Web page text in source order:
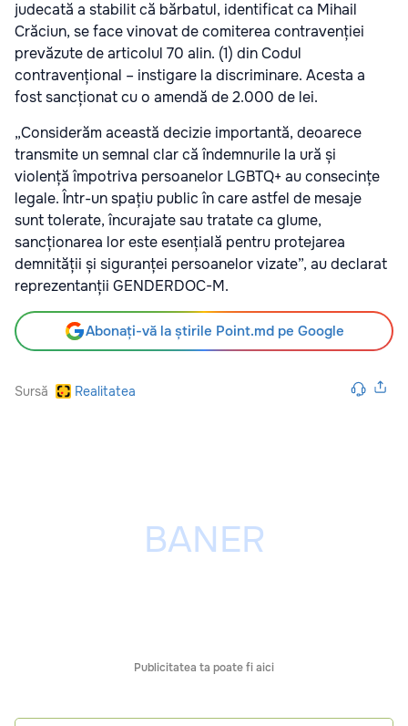
judecată a stabilit că bărbatul, identificat ca Mihail
Crăciun, se face vinovat de comiterea contravenției
prevăzute de articolul 70 alin. (1) din Codul
contravențional – instigare la discriminare. Acesta a
fost sancționat cu o amendă de 2.000 de lei.
„Considerăm această decizie importantă, deoarece
transmite un semnal clar că îndemnurile la ură și
violență împotriva persoanelor LGBTQ+ au consecințe
legale. Într-un spațiu public în care astfel de mesaje
sunt tolerate, încurajate sau tratate ca glume,
sancționarea lor este esențială pentru protejarea
demnității și siguranței persoanelor vizate”, au declarat
reprezentanții GENDERDOC-M.
Abonați-vă la știrile Point.md pe Google
Sursă Realitatea
Publicitatea ta poate fi aici